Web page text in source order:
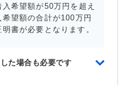
希望額が50万円を超え
望額の合計が100万円
書が必要となります。
た場合も必要です